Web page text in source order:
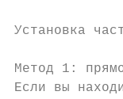
Установка
Метод 1:
Если вы